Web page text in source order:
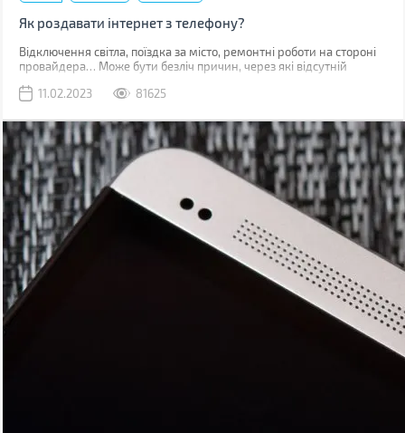
Як роздавати інтернет з телефону?
Відключення світла, поїздка за місто, ремонтні роботи на стороні
провайдера… Може бути безліч причин, через які відсутній
мобільна мережа, звичайно, якщо ви знаходитесь у зоні її
11.02.2023 81625